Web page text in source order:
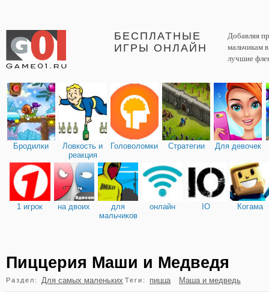
БЕСПЛАТНЫЕ
ИГРЫ ОНЛАЙН
Добавляя
мальчикам
лучшие
Бродилки
Ловкость и
реакция
Головоломки Стратегии Для девочек
1 игрок на двоих
для
мальчиков
онлайн IO Когама
бильярд карты
Пиццерия Маши и Медведя
Раздел: Для самых маленьких Теги: пицца Маша и медведь